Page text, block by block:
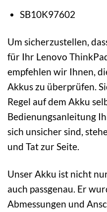
SB10K97602
Um sicherzustellen,
für Ihr Lenovo
empfehlen wir Ihnen,
Akkus zu überprüfen.
Regel auf dem Akku
Bedienungsanleitung
sich unsicher sind,
und Tat zur Seite.
Unser Akku ist nicht
auch passgenau. Er
Abmessungen und